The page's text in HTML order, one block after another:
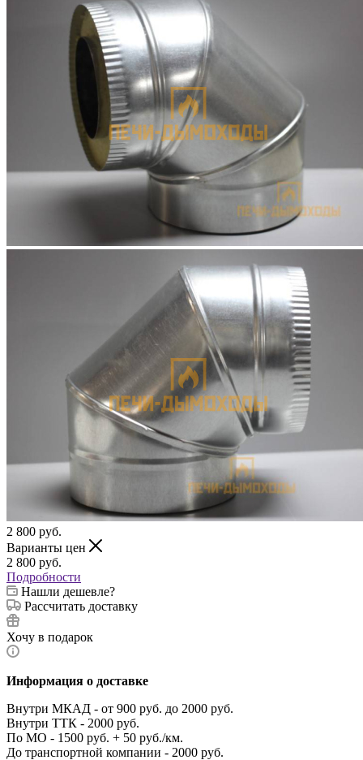
2 800 руб.
Варианты цен
2 800 руб.
Подробности
Нашли дешевле?
Рассчитать доставку
Хочу в подарок
Информация о доставке
Внутри МКАД - от 900 руб. до 2000 руб.
Внутри ТТК - 2000 руб.
По МО - 1500 руб. + 50 руб./км.
До транспортной компании - 2000 руб.